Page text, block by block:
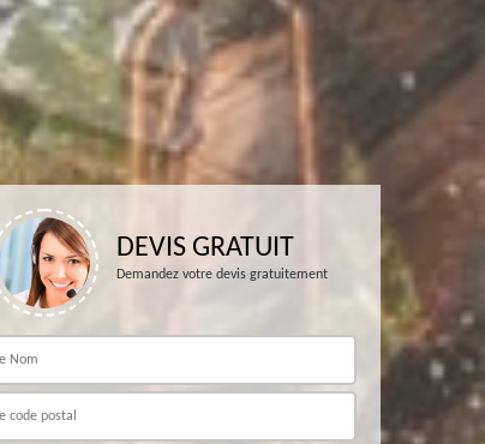
DEVIS GRATUIT
Demandez votre devis gratuitement